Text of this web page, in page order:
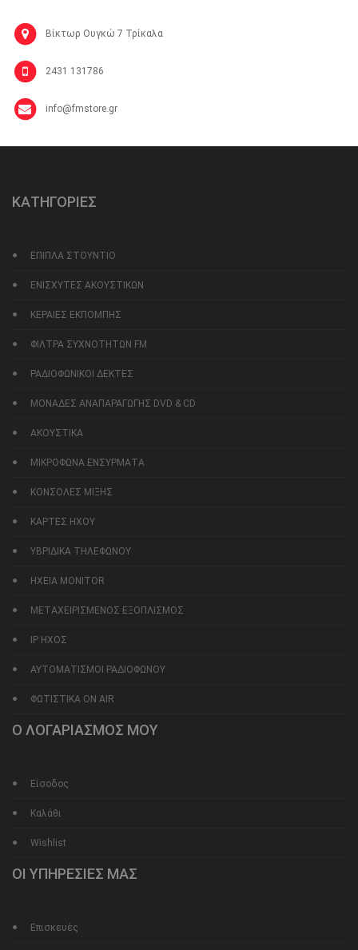
Βίκτωρ Ουγκώ 7 Τρίκαλα
2431 131786
info@fmstore.gr
ΚΑΤΗΓΟΡΙΕΣ
ΕΠΙΠΛΑ ΣΤΟΥΝΤΙΟ
ΕΝΙΣΧΥΤΕΣ ΑΚΟΥΣΤΙΚΩΝ
ΚΕΡΑΙΕΣ ΕΚΠΟΜΠΗΣ
ΦΙΛΤΡΑ ΣΥΧΝΟΤΗΤΩΝ FM
ΡΑΔΙΟΦΩΝΙΚΟΙ ΔΕΚΤΕΣ
ΜΟΝΑΔΕΣ ΑΝΑΠΑΡΑΓΩΓΗΣ DVD & CD
ΑΚΟΥΣΤΙΚΑ
ΜΙΚΡΟΦΩΝΑ ΕΝΣΥΡΜΑΤΑ
ΚΟΝΣΟΛΕΣ ΜΙΞΗΣ
ΚΑΡΤΕΣ ΗΧΟΥ
ΥΒΡΙΔΙΚΑ ΤΗΛΕΦΩΝΟΥ
ΗΧΕΙΑ MONITOR
ΜΕΤΑΧΕΙΡΙΣΜΕΝΟΣ ΕΞΟΠΛΙΣΜΟΣ
IP ΗΧΟΣ
ΑΥΤΟΜΑΤΙΣΜΟΙ ΡΑΔΙΟΦΩΝΟΥ
ΦΩΤΙΣΤΙΚΑ ON AIR
Ο ΛΟΓΑΡΙΑΣΜΟΣ ΜΟΥ
Είσοδος
Καλάθι
Wishlist
ΟΙ ΥΠΗΡΕΣΙΕΣ ΜΑΣ
Επισκευές